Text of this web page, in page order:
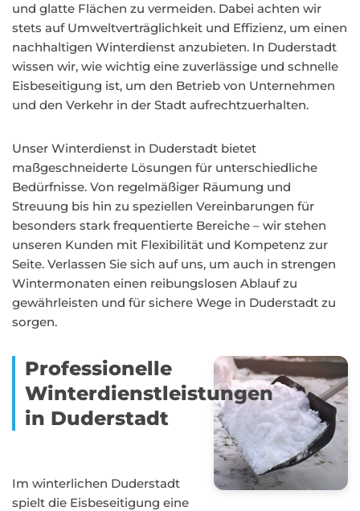
und glatte Flächen zu vermeiden. Dabei achten wir
stets auf Umweltverträglichkeit und Effizienz, um einen
nachhaltigen Winterdienst anzubieten. In Duderstadt
wissen wir, wie wichtig eine zuverlässige und schnelle
Eisbeseitigung ist, um den Betrieb von Unternehmen
und den Verkehr in der Stadt aufrechtzuerhalten.
Unser Winterdienst in Duderstadt bietet
maßgeschneiderte Lösungen für unterschiedliche
Bedürfnisse. Von regelmäßiger Räumung und
Streuung bis hin zu speziellen Vereinbarungen für
besonders stark frequentierte Bereiche – wir stehen
unseren Kunden mit Flexibilität und Kompetenz zur
Seite. Verlassen Sie sich auf uns, um auch in strengen
Wintermonaten einen reibungslosen Ablauf zu
gewährleisten und für sichere Wege in Duderstadt zu
sorgen.
Professionelle
Winterdienstleistungen
in Duderstadt
Im winterlichen Duderstadt
spielt die Eisbeseitigung eine